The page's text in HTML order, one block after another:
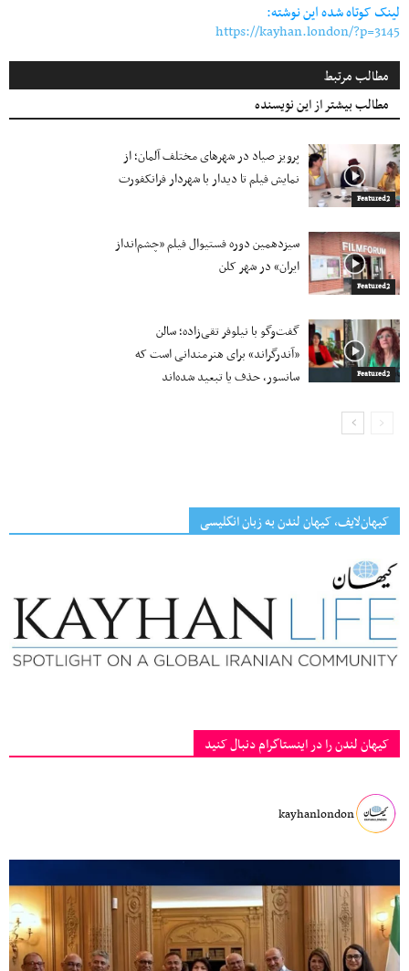
لینک کوتاه شده این نوشته:
https://kayhan.london/?p=3145
مطالب مرتبط
مطالب بیشتر از این نویسنده
Featured2
پرویز صیاد در شهرهای مختلف آلمان؛ از
نمایش فیلم تا دیدار با شهردار فرانکفورت
Featured2
سیزدهمین دوره فستیوال فیلم «چشم‌انداز
ایران» در شهر کلن
Featured2
گفت‌وگو با نیلوفر تقی‌زاده؛ سالن
«آندرگراند» برای هنرمندانی است که
سانسور، حذف یا تبعید شده‌اند
کیهان‌لایف، کیهان لندن به زبان انگلیسی
کیهان لندن را در اینستاگرام دنبال کنید
kayhanlondon